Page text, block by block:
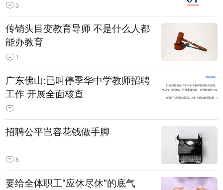
3
传销头目变教育导师 不是什么人都
能办教育
1
广东佛山:已叫停季华中学教师招聘
工作 开展全面核查
招聘公平岂容花钱做手脚
8
要给全体职工"应休尽休"的底气